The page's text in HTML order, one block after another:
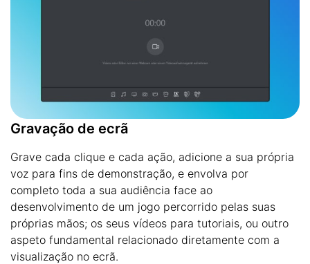
Gravação de ecrã
Grave cada clique e cada ação, adicione a sua própria
voz para fins de demonstração, e envolva por
completo toda a sua audiência face ao
desenvolvimento de um jogo percorrido pelas suas
próprias mãos; os seus vídeos para tutoriais, ou outro
aspeto fundamental relacionado diretamente com a
visualização no ecrã.